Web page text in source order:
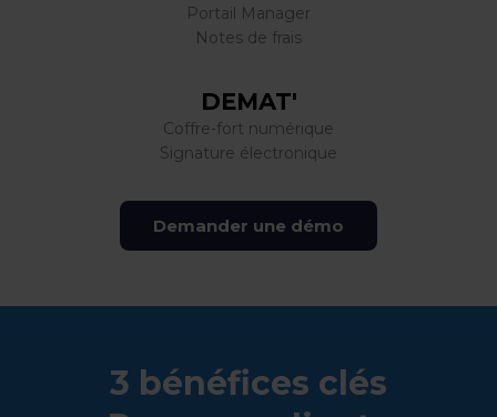
Portail Manager
Notes de frais
DEMAT'
Coffre-fort numérique
Signature électronique
Demander une démo
3 bénéfices clés